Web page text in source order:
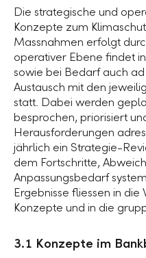
Die strategische und
Konzepte zum
Massnahmen erfolgt
operativer Ebene findet
sowie bei Bedarf auch
Austausch mit den
statt. Dabei werden
besprochen, priorisiert
Herausforderungen
jährlich ein Strategie-
dem Fortschritte,
Anpassungsbedarf
Ergebnisse fliessen in
Konzepte und in die
3.1 Konzepte im